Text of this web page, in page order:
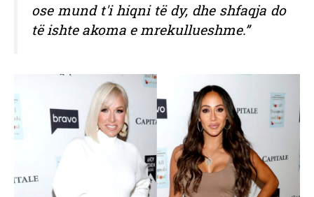
ose mund t'i hiqni të dy, dhe shfaqja do
të ishte akoma e mrekullueshme.”